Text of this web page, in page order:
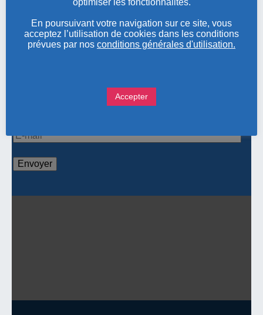
Pour nous contacter ou obtenir des informations sur
optimiser les fonctionnalités.
En poursuivant votre navigation sur ce site, vous
acceptez l’utilisation de cookies dans les conditions
prévues par nos conditions générales d'utilisation.
Accepter